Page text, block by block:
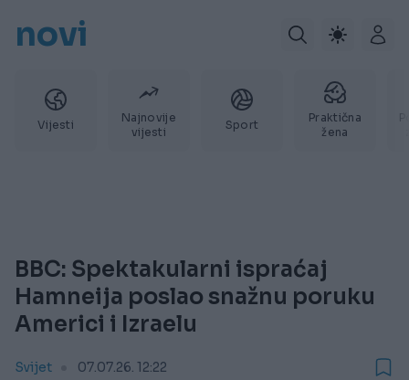
novi
Vijesti
Najnovije
vijesti
Sport
Praktična
žena
BBC: Spektakularni ispraćaj
Hamneija poslao snažnu poruku
Americi i Izraelu
Svijet 07.07.26. 12:22